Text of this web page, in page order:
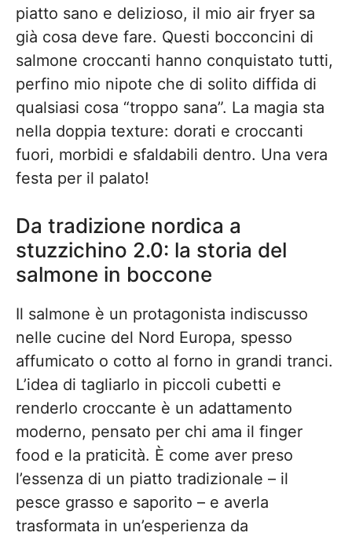
piatto sano e delizioso, il mio air fryer sa
già cosa deve fare. Questi bocconcini di
salmone croccanti hanno conquistato tutti,
perfino mio nipote che di solito diffida di
qualsiasi cosa “troppo sana”. La magia sta
nella doppia texture: dorati e croccanti
fuori, morbidi e sfaldabili dentro. Una vera
festa per il palato!
Da tradizione nordica a
stuzzichino 2.0: la storia del
salmone in boccone
Il salmone è un protagonista indiscusso
nelle cucine del Nord Europa, spesso
affumicato o cotto al forno in grandi tranci.
L’idea di tagliarlo in piccoli cubetti e
renderlo croccante è un adattamento
moderno, pensato per chi ama il finger
food e la praticità. È come aver preso
l’essenza di un piatto tradizionale – il
pesce grasso e saporito – e averla
trasformata in un’esperienza da